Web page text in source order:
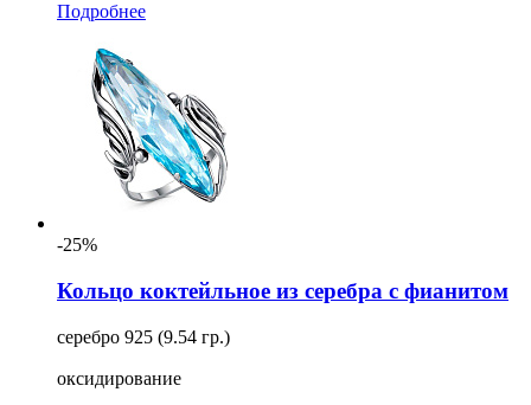
Подробнее
-25%
Кольцо коктейльное из серебра с фианитом
серебро 925 (9.54 гр.)
оксидирование